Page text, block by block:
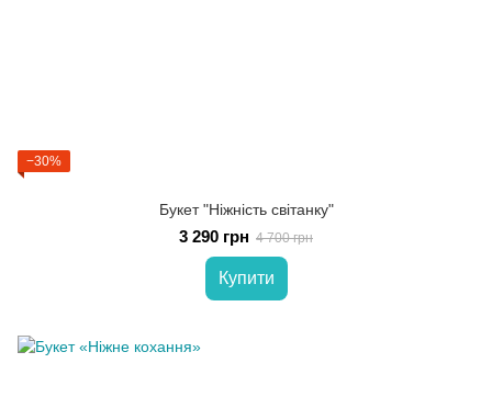
−30%
Букет "Ніжність світанку"
3 290 грн 4 700 грн
Купити